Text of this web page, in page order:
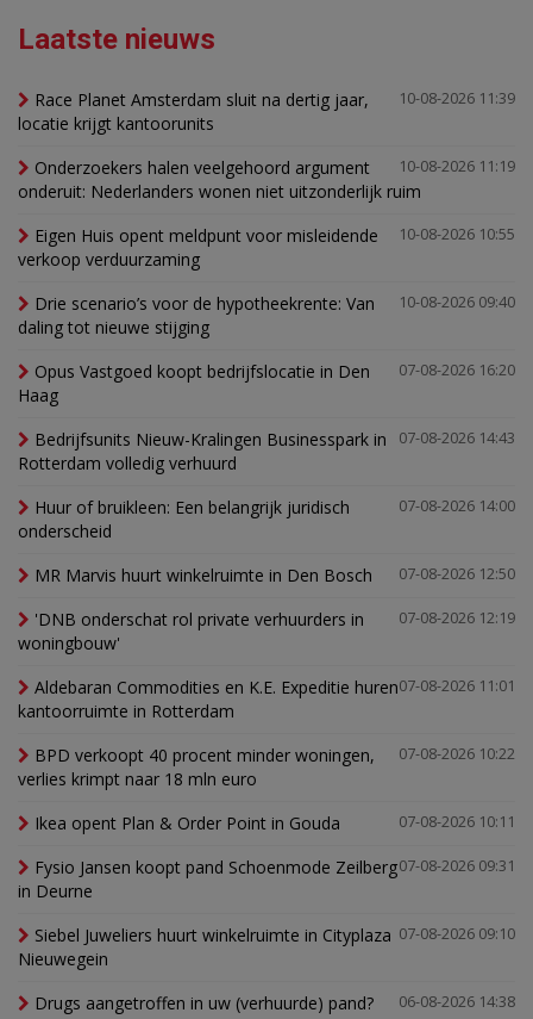
Laatste nieuws
10-08-2026 11:39
Race Planet Amsterdam sluit na dertig jaar,
locatie krijgt kantoorunits
10-08-2026 11:19
Onderzoekers halen veelgehoord argument
onderuit: Nederlanders wonen niet uitzonderlijk ruim
10-08-2026 10:55
Eigen Huis opent meldpunt voor misleidende
verkoop verduurzaming
10-08-2026 09:40
Drie scenario’s voor de hypotheekrente: Van
daling tot nieuwe stijging
07-08-2026 16:20
Opus Vastgoed koopt bedrijfslocatie in Den
Haag
07-08-2026 14:43
Bedrijfsunits Nieuw-Kralingen Businesspark in
Rotterdam volledig verhuurd
07-08-2026 14:00
Huur of bruikleen: Een belangrijk juridisch
onderscheid
07-08-2026 12:50
MR Marvis huurt winkelruimte in Den Bosch
07-08-2026 12:19
'DNB onderschat rol private verhuurders in
woningbouw'
07-08-2026 11:01
Aldebaran Commodities en K.E. Expeditie huren
kantoorruimte in Rotterdam
07-08-2026 10:22
BPD verkoopt 40 procent minder woningen,
verlies krimpt naar 18 mln euro
07-08-2026 10:11
Ikea opent Plan & Order Point in Gouda
07-08-2026 09:31
Fysio Jansen koopt pand Schoenmode Zeilberg
in Deurne
07-08-2026 09:10
Siebel Juweliers huurt winkelruimte in Cityplaza
Nieuwegein
06-08-2026 14:38
Drugs aangetroffen in uw (verhuurde) pand?